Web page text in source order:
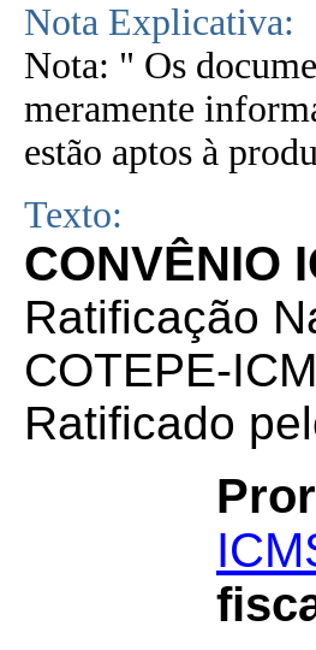
Nota Explicativa:
Nota: " Os
meramente
estão aptos à
Texto:
CONVÊNIO
Ratificação
COTEPE-
Ratificado